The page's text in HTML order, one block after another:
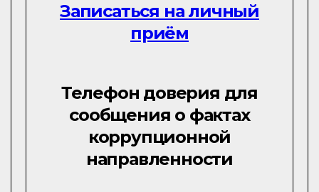
Записаться на личный
приём
Телефон доверия для
сообщения о фактах
коррупционной
направленности